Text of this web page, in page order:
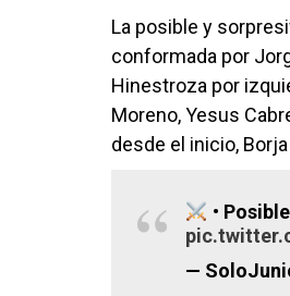
La posible y
conformada por
Hinestroza por
Moreno, Yesus
desde el inicio, Borja
•
—